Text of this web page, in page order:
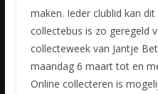
maken. Ieder clublid kan
collectebus is zo geregeld
collecteweek van Jantje
maandag 6 maart tot en
Online collecteren is